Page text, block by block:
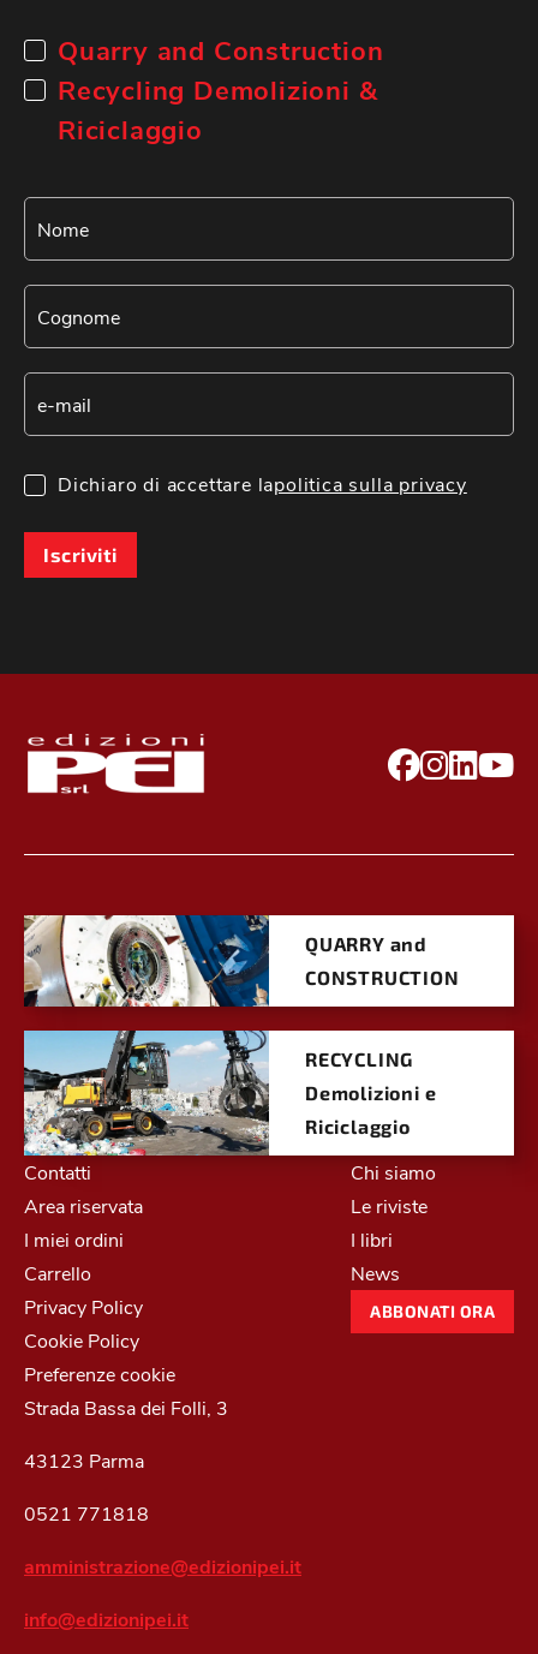
Quarry and Construction
Recycling Demolizioni &
Riciclaggio
Dichiaro di accettare lapolitica sulla privacy
Iscriviti
QUARRY and
CONSTRUCTION
RECYCLING
Demolizioni e
Riciclaggio
Contatti
Area riservata
I miei ordini
Carrello
Privacy Policy
Cookie Policy
Preferenze cookie
Chi siamo
Le riviste
I libri
News
ABBONATI ORA
Strada Bassa dei Folli, 3
43123 Parma
0521 771818
amministrazione@edizionipei.it
info@edizionipei.it